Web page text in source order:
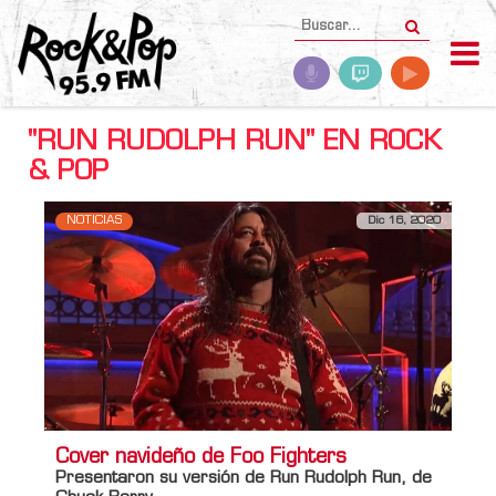
"RUN RUDOLPH RUN" EN ROCK
& POP
NOTICIAS Dic 16, 2020
Cover navideño de Foo Fighters
Presentaron su versión de Run Rudolph Run, de